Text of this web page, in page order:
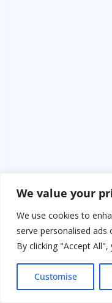
We value your
We use cookies to
serve personalised
By clicking "Accept
Customise